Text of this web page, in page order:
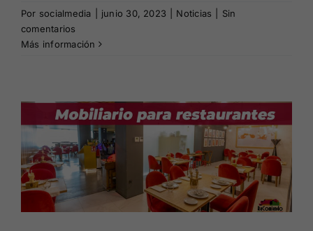
Por socialmedia junio 30, 2023 Noticias
Sin
comentarios
Más información